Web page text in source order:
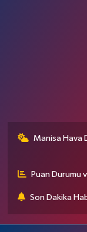
Manisa Hava
Puan Durumu
Son Dakika